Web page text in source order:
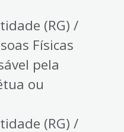
(RG) /
Físicas
pela
ou
(RG) /